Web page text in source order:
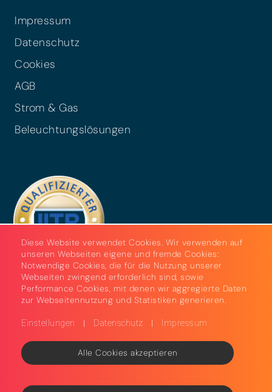
Impressum
Datenschutz
Cookies
AGB
Strom & Gas
Beleuchtungslösungen
Diese Website verwendet Cookies. Wir verwenden auf
unseren Webseiten eigene und fremde Cookies:
Notwendige Cookies, die für die Nutzung unserer
Webseiten zwingend erforderlich sind, sowie
Performance Cookies, mit denen wir aggregierte Daten
zur Webseitennutzung und Statistiken generieren.
Einstellungen | Datenschutz | Impressum
Alle Cookies akzeptieren